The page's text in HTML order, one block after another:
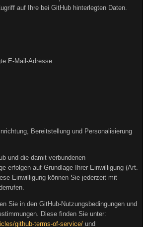
auf Ihre bei GitHub hinterlegten Daten.
E-Mail-Adresse
Bereitstellung und Personalisierung
und die damit verbundenen
erfolgen auf Grundlage Ihrer Einwilligung (Art.
Einwilligung können Sie jederzeit mit
Sie in den GitHub-Nutzungsbedingungen und
Diese finden Sie unter:
github-terms-of-service/ und